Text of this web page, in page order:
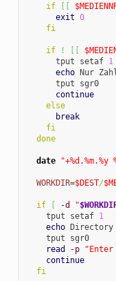
if
exit 0
fi
if !
      tput setaf
1
echo Nur
      tput sgr0
continue
else
break
fi
done
date "+%d.%m.%y
WORKDIR=$DEST/
if -d "
    tput setaf
1
echo Directory
    tput sgr0
read
-p
continue
fi